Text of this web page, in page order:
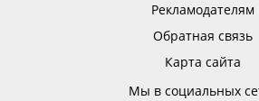
Рекламодателям
Обратная связь
Карта сайта
Мы в социальных